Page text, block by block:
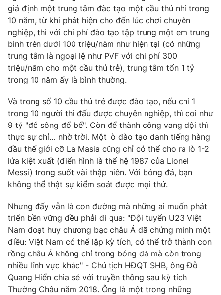
THỜI BÁO VTV
Theo dõi báo trên
Cơ quan chủ quản: Đài Truyền hình Việt Nam
Giấy phép hoạt động báo in và báo điện tử số 483/GP-BTTTT
cấp ngày 29/12/2023
Tổng Biên tập:Vũ Thanh Thủy
Phó Tổng Biên tập:Nguyễn Thị Mỹ Hạnh, Phạm Quốc Thắng,
Nguyễn Trọng Ninh
Tổng đài VTV: 024.38 355 931 - 024.38 355 932
Ðiện thoại Thời báo VTV:
024.66 897 897
Liên hệ quảng cáo:024-7300.7108
giả định một trung tâm đào tạo một cầu thủ nhí trong
10 năm, từ khi phát hiện cho đến lúc chơi chuyên
nghiệp, thì với chi phí đào tạo tập trung một em trung
bình trên dưới 100 triệu/năm như hiện tại (có những
trung tâm là ngoại lệ như PVF với chi phí 300
triệu/năm cho một cầu thủ trẻ), trung tâm tốn 1 tỷ
trong 10 năm ấy là bình thường.
Và trong số 10 cầu thủ trẻ được đào tạo, nếu chỉ 1
trong 10 người thi đấu được chuyên nghiệp, thì coi như
9 tỷ "đổ sông đổ bể". Còn để thành công vang dội thì
thực sự chỉ… nhờ trời. Một lò đào tạo danh tiếng hàng
đầu thế giới cỡ La Masia cũng chỉ có thể cho ra lò 1-2
lứa kiệt xuất (điển hình là thế hệ 1987 của Lionel
Messi) trong suốt vài thập niên. Với bóng đá, bạn
không thể thật sự kiểm soát được mọi thứ.
Nhưng đấy vẫn là con đường mà những ai muốn phát
triển bền vững đều phải đi qua: "Đội tuyển U23 Việt
Nam đoạt huy chương bạc châu Á đã chứng minh một
điều: Việt Nam có thể lập kỳ tích, có thể trở thành con
rồng châu Á không chỉ trong bóng đá mà còn trong
nhiều lĩnh vực khác" - Chủ tịch HĐQT SHB, ông Đỗ
Quang Hiển chia sẻ với truyền thông sau kỳ tích
Thường Châu năm 2018. Ông là một trong những